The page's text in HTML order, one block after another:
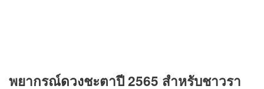
พยากรณ์ดวงชะตาปี 2565 สำหรับชาวรา